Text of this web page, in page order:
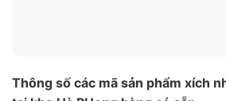
Thông số các mã sản phẩm xích